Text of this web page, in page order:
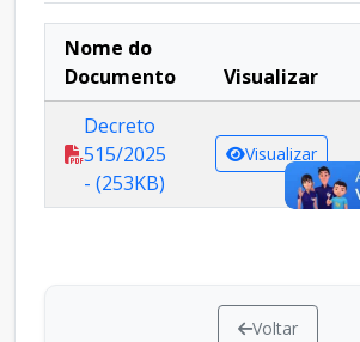
Nome do
Documento
Visualizar
Decreto
515/2025
- (253KB)
Visualizar
Voltar